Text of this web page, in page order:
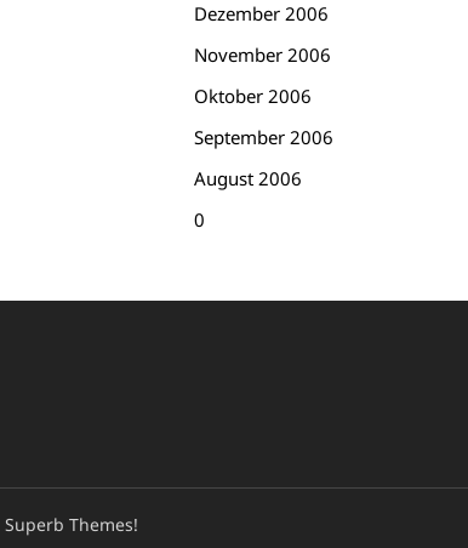
Dezember 2006
November 2006
Oktober 2006
September 2006
August 2006
0
Superb Themes!